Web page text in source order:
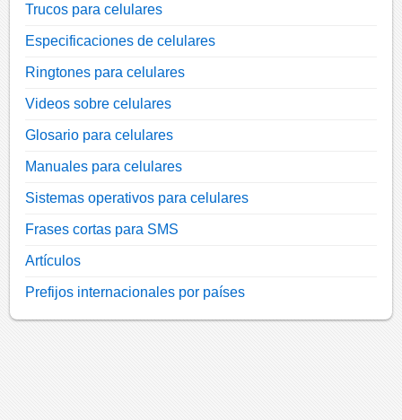
Trucos para celulares
Especificaciones de celulares
Ringtones para celulares
Videos sobre celulares
Glosario para celulares
Manuales para celulares
Sistemas operativos para celulares
Frases cortas para SMS
Artículos
Prefijos internacionales por países